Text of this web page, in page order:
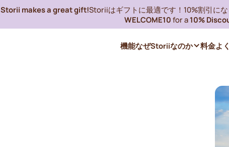
Storii makes a great gift!Storiiはギフトに最適です！10%割引に
WELCOME10 for a10%
機能なぜStoriiなのか 料金よ